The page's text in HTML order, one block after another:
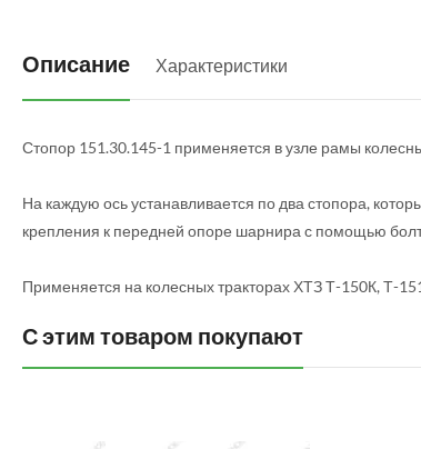
Описание Характеристики
Стопор 151.30.145-1 применяется в узле рамы
На каждую ось устанавливается по два стопора,
крепления к передней опоре шарнира с помощью
Применяется на колесных тракторах ХТЗ Т-150К, Т-
С этим товаром покупают